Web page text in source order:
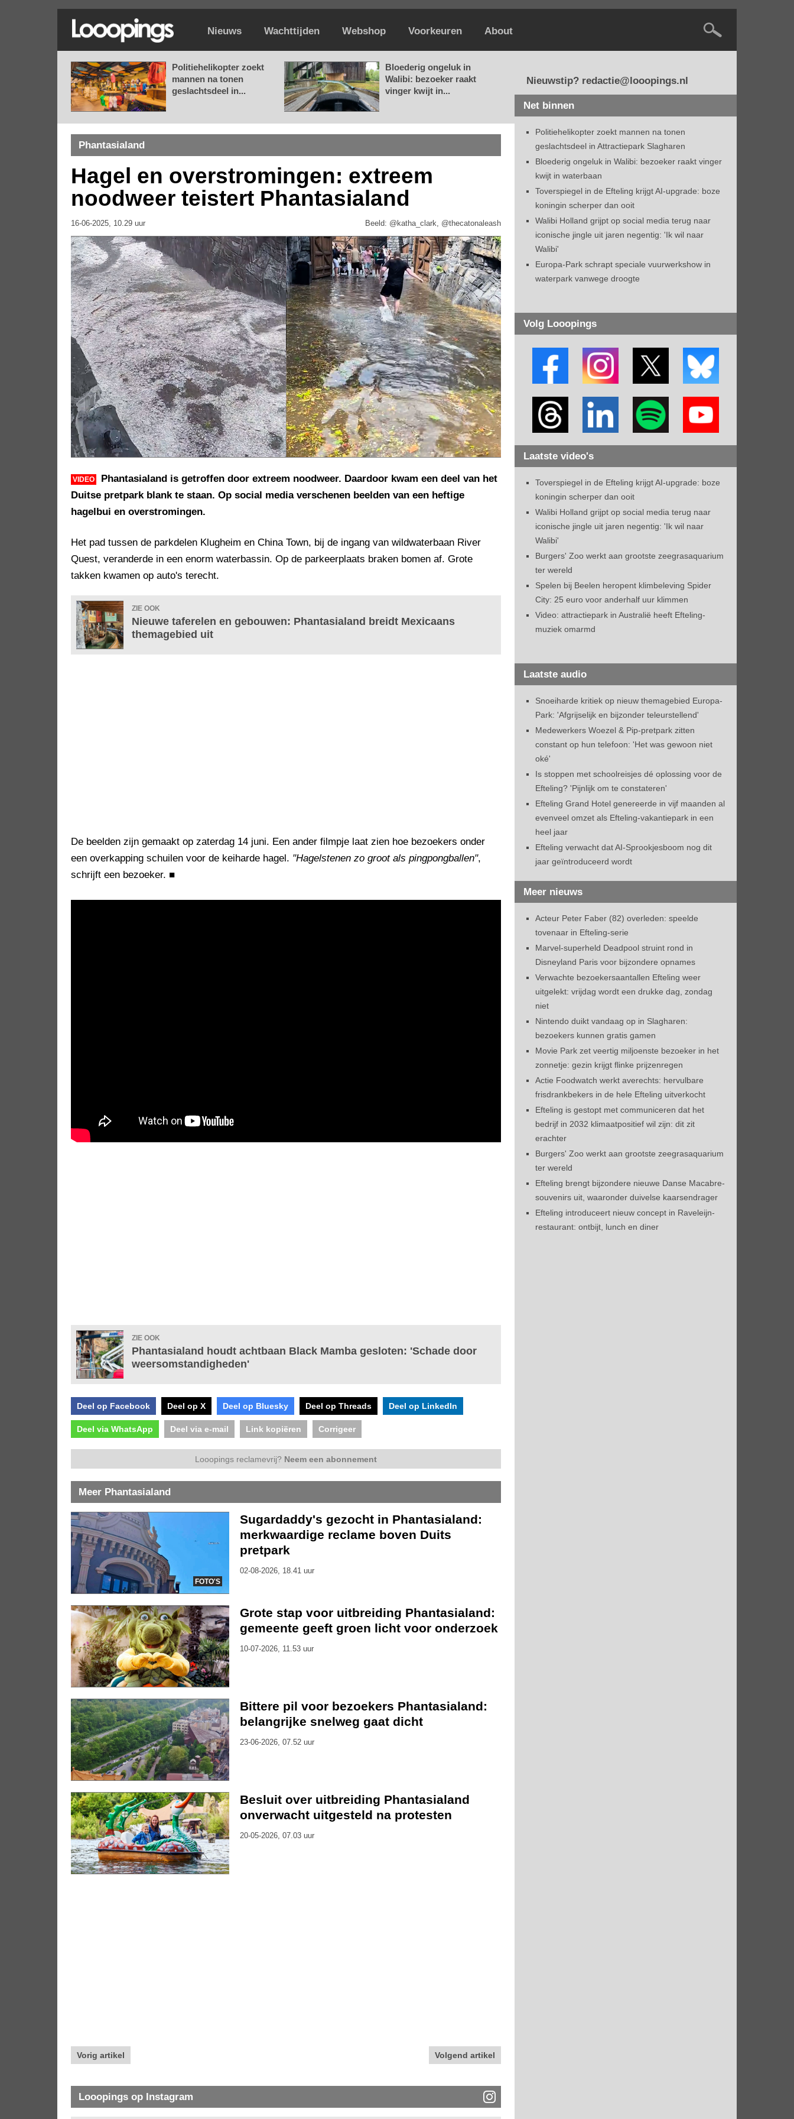
Nieuws Wachttijden Webshop Voorkeuren About
Politiehelikopter zoekt
mannen na tonen
geslachtsdeel in...
Bloederig ongeluk in
Walibi: bezoeker raakt
vinger kwijt in...
Phantasialand
Hagel en overstromingen: extreem
noodweer teistert Phantasialand
16-06-2025, 10.29 uur Beeld: @katha_clark, @thecatonaleash
VIDEO
Phantasialand is getroffen door extreem noodweer. Daardoor kwam een deel van het
Duitse pretpark blank te staan. Op social media verschenen beelden van een heftige
hagelbui en overstromingen.
Het pad tussen de parkdelen Klugheim en China Town, bij de ingang van wildwaterbaan River
Quest, veranderde in een enorm waterbassin. Op de parkeerplaats braken bomen af. Grote
takken kwamen op auto's terecht.
ZIE OOK
Nieuwe taferelen en gebouwen: Phantasialand breidt Mexicaans
themagebied uit
De beelden zijn gemaakt op zaterdag 14 juni. Een ander filmpje laat zien hoe bezoekers onder
een overkapping schuilen voor de keiharde hagel. "Hagelstenen zo groot als pingpongballen",
schrijft een bezoeker. ■
ZIE OOK
Phantasialand houdt achtbaan Black Mamba gesloten: 'Schade door
weersomstandigheden'
Deel op Facebook Deel op X Deel op Bluesky Deel op Threads Deel op LinkedIn
Deel via WhatsApp Deel via e-mail Link kopiëren Corrigeer
Looopings reclamevrij? Neem een abonnement
Meer Phantasialand
FOTO'S
Sugardaddy's gezocht in Phantasialand:
merkwaardige reclame boven Duits
pretpark
02-08-2026, 18.41 uur
Grote stap voor uitbreiding Phantasialand:
gemeente geeft groen licht voor onderzoek
10-07-2026, 11.53 uur
Bittere pil voor bezoekers Phantasialand:
belangrijke snelweg gaat dicht
23-06-2026, 07.52 uur
Besluit over uitbreiding Phantasialand
onverwacht uitgesteld na protesten
20-05-2026, 07.03 uur
Vorig artikel Volgend artikel
Looopings op Instagram
Nieuwstip? redactie@looopings.nl
Net binnen
Politiehelikopter zoekt mannen na tonen
geslachtsdeel in Attractiepark Slagharen
Bloederig ongeluk in Walibi: bezoeker raakt vinger
kwijt in waterbaan
Toverspiegel in de Efteling krijgt AI-upgrade: boze
koningin scherper dan ooit
Walibi Holland grijpt op social media terug naar
iconische jingle uit jaren negentig: 'Ik wil naar
Walibi'
Europa-Park schrapt speciale vuurwerkshow in
waterpark vanwege droogte
Volg Looopings
Laatste video's
Toverspiegel in de Efteling krijgt AI-upgrade: boze
koningin scherper dan ooit
Walibi Holland grijpt op social media terug naar
iconische jingle uit jaren negentig: 'Ik wil naar
Walibi'
Burgers' Zoo werkt aan grootste zeegrasaquarium
ter wereld
Spelen bij Beelen heropent klimbeleving Spider
City: 25 euro voor anderhalf uur klimmen
Video: attractiepark in Australië heeft Efteling-
muziek omarmd
Laatste audio
Snoeiharde kritiek op nieuw themagebied Europa-
Park: 'Afgrijselijk en bijzonder teleurstellend'
Medewerkers Woezel & Pip-pretpark zitten
constant op hun telefoon: 'Het was gewoon niet
oké'
Is stoppen met schoolreisjes dé oplossing voor de
Efteling? 'Pijnlijk om te constateren'
Efteling Grand Hotel genereerde in vijf maanden al
evenveel omzet als Efteling-vakantiepark in een
heel jaar
Efteling verwacht dat AI-Sprookjesboom nog dit
jaar geïntroduceerd wordt
Meer nieuws
Acteur Peter Faber (82) overleden: speelde
tovenaar in Efteling-serie
Marvel-superheld Deadpool struint rond in
Disneyland Paris voor bijzondere opnames
Verwachte bezoekersaantallen Efteling weer
uitgelekt: vrijdag wordt een drukke dag, zondag
niet
Nintendo duikt vandaag op in Slagharen:
bezoekers kunnen gratis gamen
Movie Park zet veertig miljoenste bezoeker in het
zonnetje: gezin krijgt flinke prijzenregen
Actie Foodwatch werkt averechts: hervulbare
frisdrankbekers in de hele Efteling uitverkocht
Efteling is gestopt met communiceren dat het
bedrijf in 2032 klimaatpositief wil zijn: dit zit
erachter
Burgers' Zoo werkt aan grootste zeegrasaquarium
ter wereld
Efteling brengt bijzondere nieuwe Danse Macabre-
souvenirs uit, waaronder duivelse kaarsendrager
Efteling introduceert nieuw concept in Raveleijn-
restaurant: ontbijt, lunch en diner